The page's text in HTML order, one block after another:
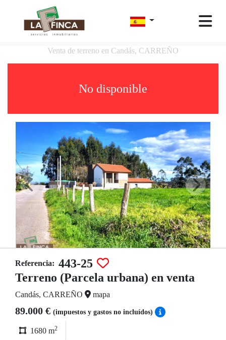
Venta de terreno en Candás, CARREÑO
No disponible
Referencia: 443-25
Terreno (Parcela urbana) en venta
Candás, CARREÑO mapa
89.000 € (impuestos y gastos no incluídos)
1680 m2